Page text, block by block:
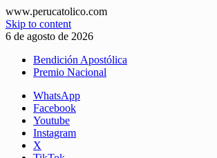
www.perucatolico.com
Skip to content
6 de agosto de 2026
Bendición Apostólica
Premio Nacional
WhatsApp
Facebook
Youtube
Instagram
X